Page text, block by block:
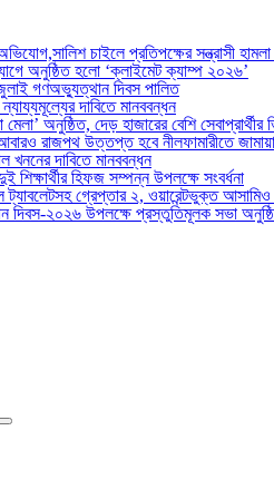
চাইলে প্রতিপক্ষের সন্ত্রাসী
অনুষ্ঠিত হলো ‘ক্লাইমেট ক্যাম্প ২০২৬’
জুলাই গণঅভ্যুত্থান দিবস পালিত
দাবিতে মানববন্ধন
অনুষ্ঠিত, দেড় হাজারের বেশি সেবাপ্রার্থীর
রাজপথ উত্তপ্ত হবে নীলফামারীতে
খননের দাবিতে মানববন্ধন
শিক্ষার্থীর হিফজ সম্পন্ন উপলক্ষে সংবর্ধনা
ট্যাবলেটসহ গ্রেপ্তার ২, ওয়ারেন্টভুক্ত
দিবস-২০২৬ উপলক্ষে প্রস্তুতিমূলক সভা